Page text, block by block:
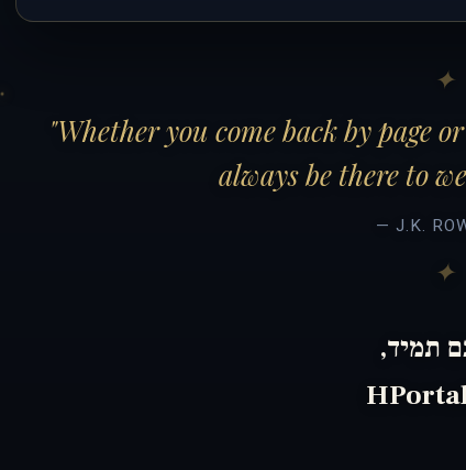
"Whether you come back by page
always be there to
— J.K.
תמיד,